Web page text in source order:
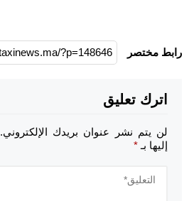
رابط مختصر
اترك تعليق
لن يتم نشر عنوان بريدك الإلكتروني.
إليها بـ *